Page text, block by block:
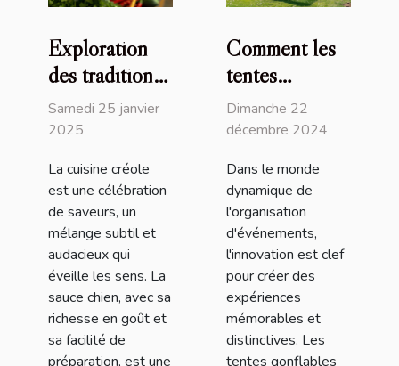
Exploration
des traditions
culinaires
créoles à
sauce chien
Samedi 25 janvier
2025
La cuisine créole
est une célébration
de saveurs, un
mélange subtil et
audacieux qui
éveille les sens. La
sauce chien, avec sa
richesse en goût et
sa facilité de
préparation, est une
Comment les
tentes
gonflables
peuvent
vos
événements
Dimanche 22
décembre 2024
Dans le monde
dynamique de
l'organisation
d'événements,
l'innovation est clef
pour créer des
expériences
mémorables et
distinctives. Les
tentes gonflables